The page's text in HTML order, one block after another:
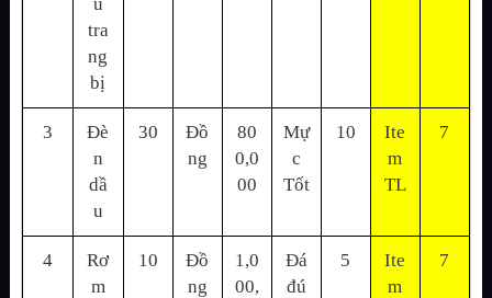
tra
ng
bị
3
Đè
n
dầ
u
30
Đồ
ng
80
0,0
00
Mự
c
Tốt
10
Ite
m
TL
7
4
Rơ
m
10
Đồ
ng
1,0
00,
Đá
đú
5
Ite
m
7